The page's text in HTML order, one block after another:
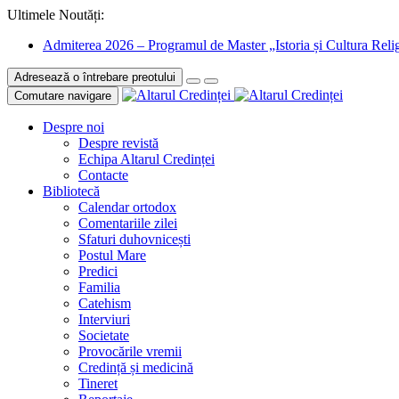
Ultimele Noutăți:
Admiterea 2026 – Programul de Master „Istoria și Cultura
Adresează o întrebare preotului
Comutare navigare
Despre noi
Despre revistă
Echipa Altarul Credinței
Contacte
Bibliotecă
Calendar ortodox
Comentariile zilei
Sfaturi duhovnicești
Postul Mare
Predici
Familia
Catehism
Interviuri
Societate
Provocările vremii
Credință și medicină
Tineret